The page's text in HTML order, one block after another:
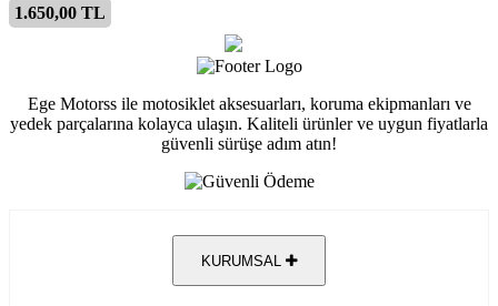
1.650,00 TL
Ege Motorss ile motosiklet aksesuarları, koruma ekipmanları ve
yedek parçalarına kolayca ulaşın. Kaliteli ürünler ve uygun fiyatlarla
güvenli sürüşe adım atın!
KURUMSAL